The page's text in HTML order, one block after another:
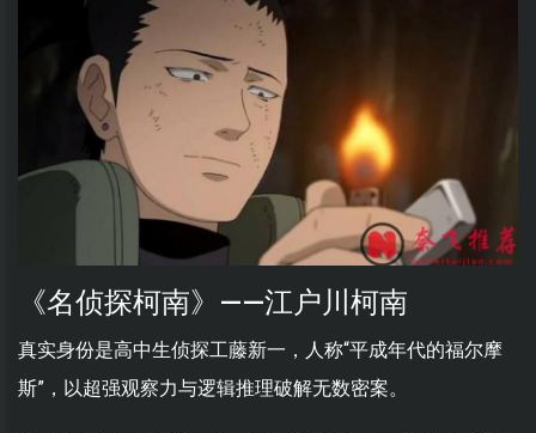
《名侦探柯南》——江户川柯南
真实身份是高中生侦探工藤新一，人称“平成年代的福尔摩
斯”，以超强观察力与逻辑推理破解无数密案。